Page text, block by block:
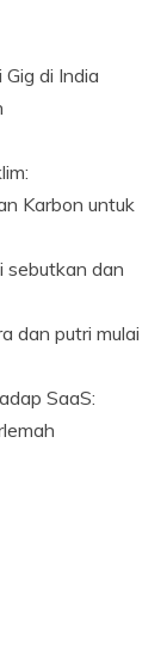
di India
Karbon untuk
sebutkan dan
dan putri mulai
SaaS: